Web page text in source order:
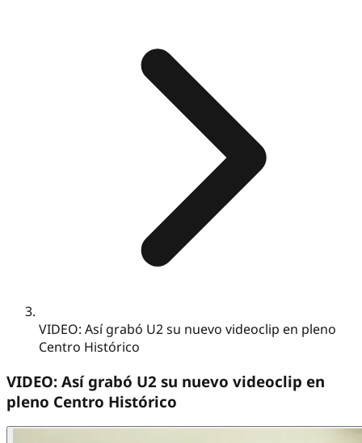
VIDEO: Así grabó U2 su nuevo videoclip en pleno
Centro Histórico
VIDEO: Así grabó U2 su nuevo videoclip en
pleno Centro Histórico